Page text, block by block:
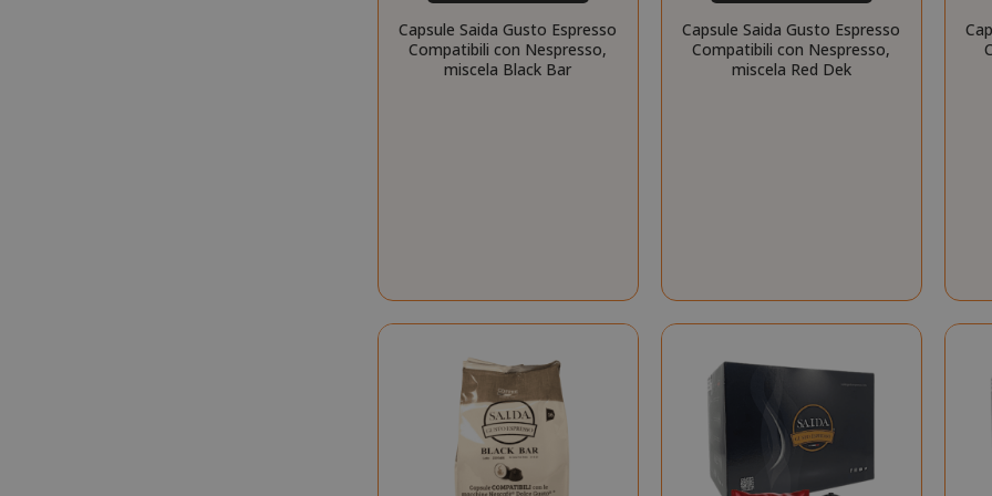
SCEGLI LA QUANTITÀ
Capsule Saida Gusto Espresso
Compatibili con Nespresso,
SCEGLI LA QUANTITÀ
Capsule Saida Gusto Espresso
Compatibili con Nespresso,